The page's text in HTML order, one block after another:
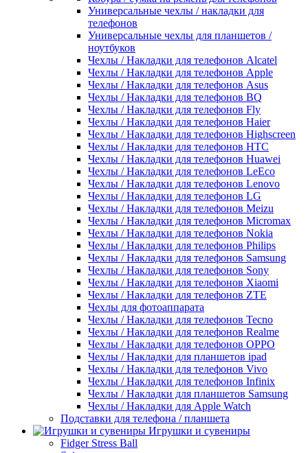
Универсальные чехлы / накладки для
телефонов
Универсальные чехлы для планшетов /
ноутбуков
Чехлы / Накладки для телефонов Alcatel
Чехлы / Накладки для телефонов Apple
Чехлы / Накладки для телефонов Asus
Чехлы / Накладки для телефонов BQ
Чехлы / Накладки для телефонов Fly
Чехлы / Накладки для телефонов Haier
Чехлы / Накладки для телефонов Highscreen
Чехлы / Накладки для телефонов HTC
Чехлы / Накладки для телефонов Huawei
Чехлы / Накладки для телефонов LeEco
Чехлы / Накладки для телефонов Lenovo
Чехлы / Накладки для телефонов LG
Чехлы / Накладки для телефонов Meizu
Чехлы / Накладки для телефонов Micromax
Чехлы / Накладки для телефонов Nokia
Чехлы / Накладки для телефонов Philips
Чехлы / Накладки для телефонов Samsung
Чехлы / Накладки для телефонов Sony
Чехлы / Накладки для телефонов Xiaomi
Чехлы / Накладки для телефонов ZTE
Чехлы для фотоаппарата
Чехлы / Накладки для телефонов Tecno
Чехлы / Накладки для телефонов Realme
Чехлы / Накладки для телефонов OPPO
Чехлы / Накладки для планшетов ipad
Чехлы / Накладки для телефонов Vivo
Чехлы / Накладки для телефонов Infinix
Чехлы / Накладки для планшетов Samsung
Чехлы / Накладки для Apple Watch
Подставки для телефона / планшета
Игрушки и сувениры
Fidger Stress Ball